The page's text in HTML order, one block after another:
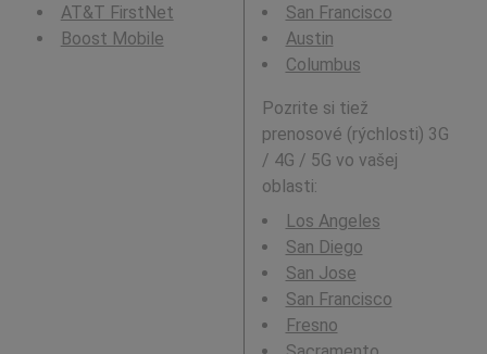
AT&T FirstNet
Boost Mobile
San Francisco
Austin
Columbus
Pozrite si tiež
prenosové (rýchlosti) 3G
/ 4G / 5G vo vašej
oblasti:
Los Angeles
San Diego
San Jose
San Francisco
Fresno